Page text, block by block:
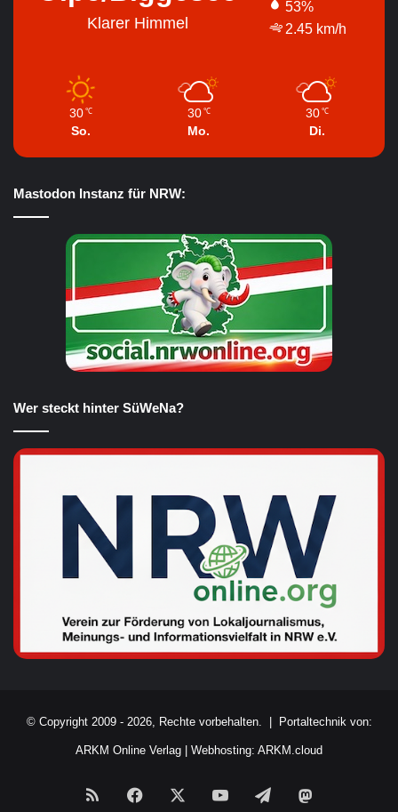
Klarer Himmel
53%
2.45 km/h
30 ℃
So.
30 ℃
Mo.
30 ℃
Di.
Mastodon Instanz für NRW:
Wer steckt hinter SüWeNa?
© Copyright 2009 - 2026, Rechte vorbehalten. | Portaltechnik von:
ARKM Online Verlag Webhosting: ARKM.cloud
RSS Facebook YouTubeTelegram